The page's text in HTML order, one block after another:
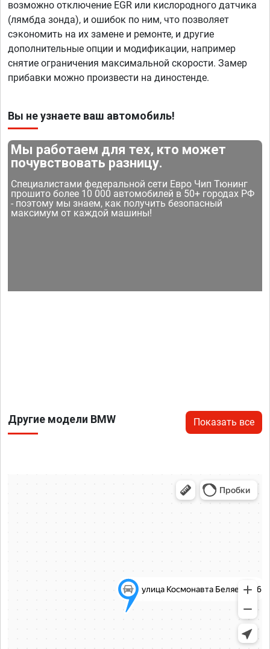
возможно отключение EGR или кислородного датчика
(лямбда зонда), и ошибок по ним, что позволяет
сэкономить на их замене и ремонте, и другие
дополнительные опции и модификации, например
снятие ограничения максимальной скорости. Замер
прибавки можно произвести на диностенде.
Вы не узнаете ваш автомобиль!
Мы работаем для тех, кто может
почувствовать разницу.
Специалистами федеральной сети Евро Чип Тюнинг
прошито более 10 000 автомобилей в 50+ городах РФ
- поэтому мы знаем, как получить безопасный
максимум от каждой машины!
Другие модели BMW Показать все